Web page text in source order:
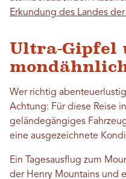
Erkundung des Landes
Ultra-Gipfel
Wer richtig
Achtung: Für diese Reise
geländegängiges
eine ausgezeichnete
Ein Tagesausflug zum
der Henry Mountains und